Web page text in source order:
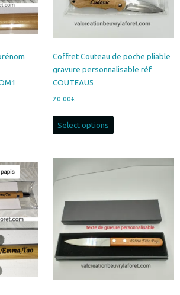
Coffret Couteau de poche pliable
gravure personnalisable réf
COUTEAU5
20.00€
Select options